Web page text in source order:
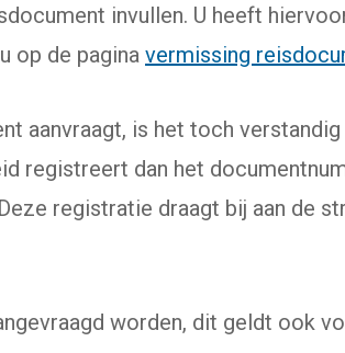
invullen. U heeft
op de pagina vermissing
aanvraagt, is het toch
registreert dan het
registratie draagt bij aan de
worden, dit geldt ook